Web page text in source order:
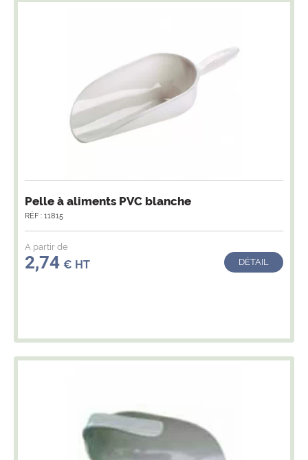
Pelle à aliments PVC blanche
RÉF : 11815
A partir de
2,74 € HT DÉTAIL